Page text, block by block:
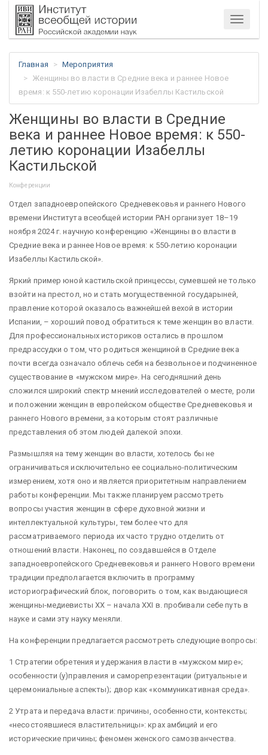
Меню
Главная
Мероприятия
Женщины во власти в Средние века и раннее Новое
время: к 550-летию коронации Изабеллы Кастильской
Женщины во власти в Средние
века и раннее Новое время: к 550-
летию коронации Изабеллы
Кастильской
Конференции
Отдел западноевропейского Средневековья и раннего Нового
времени Института всеобщей истории РАН организует 18–19
ноября 2024 г. научную конференцию «Женщины во власти в
Средние века и раннее Новое время: к 550-летию коронации
Изабеллы Кастильской».
Яркий пример юной кастильской принцессы, сумевшей не только
взойти на престол, но и стать могущественной государыней,
правление которой оказалось важнейшей вехой в истории
Испании, – хороший повод обратиться к теме женщин во власти.
Для профессиональных историков остались в прошлом
предрассудки о том, что родиться женщиной в Средние века
почти всегда означало облечь себя на безвольное и подчиненное
существование в «мужском мире». На сегодняшний день
сложился широкий спектр мнений исследователей о месте, роли
и положении женщин в европейском обществе Средневековья и
раннего Нового времени, за которым стоят различные
представления об этом людей далекой эпохи.
Размышляя на тему женщин во власти, хотелось бы не
ограничиваться исключительно ее социально-политическим
измерением, хотя оно и является приоритетным направлением
работы конференции. Мы также планируем рассмотреть
вопросы участия женщин в сфере духовной жизни и
интеллектуальной культуры, тем более что для
рассматриваемого периода их часто трудно отделить от
отношений власти. Наконец, по создавшейся в Отделе
западноевропейского Средневековья и раннего Нового времени
традиции предполагается включить в программу
историографический блок, поговорить о том, как выдающиеся
женщины-медиевисты XX – начала XXI в. пробивали себе путь в
науке и сами эту науку меняли.
На конференции предлагается рассмотреть следующие вопросы:
1 Стратегии обретения и удержания власти в «мужском мире»;
особенности (у)правления и саморепрезентации (ритуальные и
церемониальные аспекты); двор как «коммуникативная среда».
2 Утрата и передача власти: причины, особенности, контексты;
«несостоявшиеся властительницы»: крах амбиций и его
исторические причины; феномен женского самозванчества.